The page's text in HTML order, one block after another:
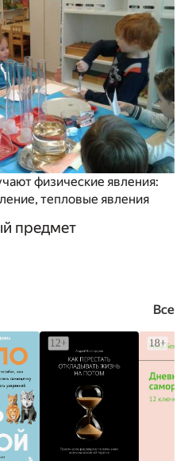
физические явления:
тепловые явления
предмет
Все